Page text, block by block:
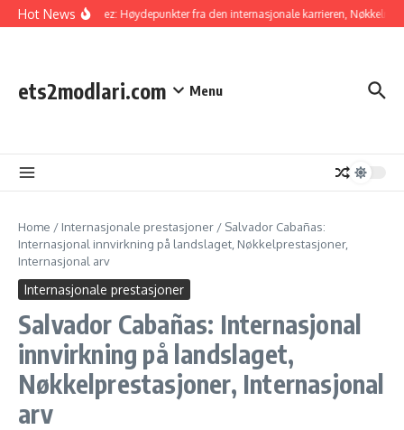
Skip to content
Hot News
Raúl Jiménez: Høydepunkter fra den internasjonale karrieren, Nøkkelmål,
ets2modlari.com Menu
Home / Internasjonale prestasjoner / Salvador Cabañas:
Internasjonal innvirkning på landslaget, Nøkkelprestasjoner,
Internasjonal arv
Internasjonale prestasjoner
Salvador Cabañas: Internasjonal
innvirkning på landslaget,
Nøkkelprestasjoner, Internasjonal
arv